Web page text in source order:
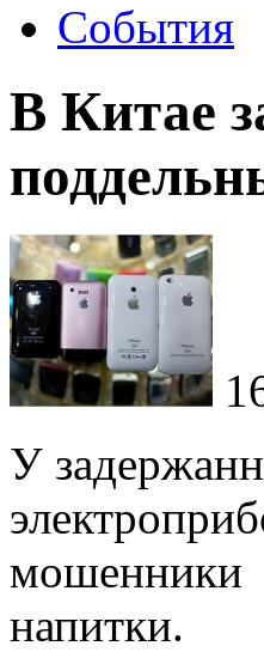
События
В Китае
У
мошенники
напитки.